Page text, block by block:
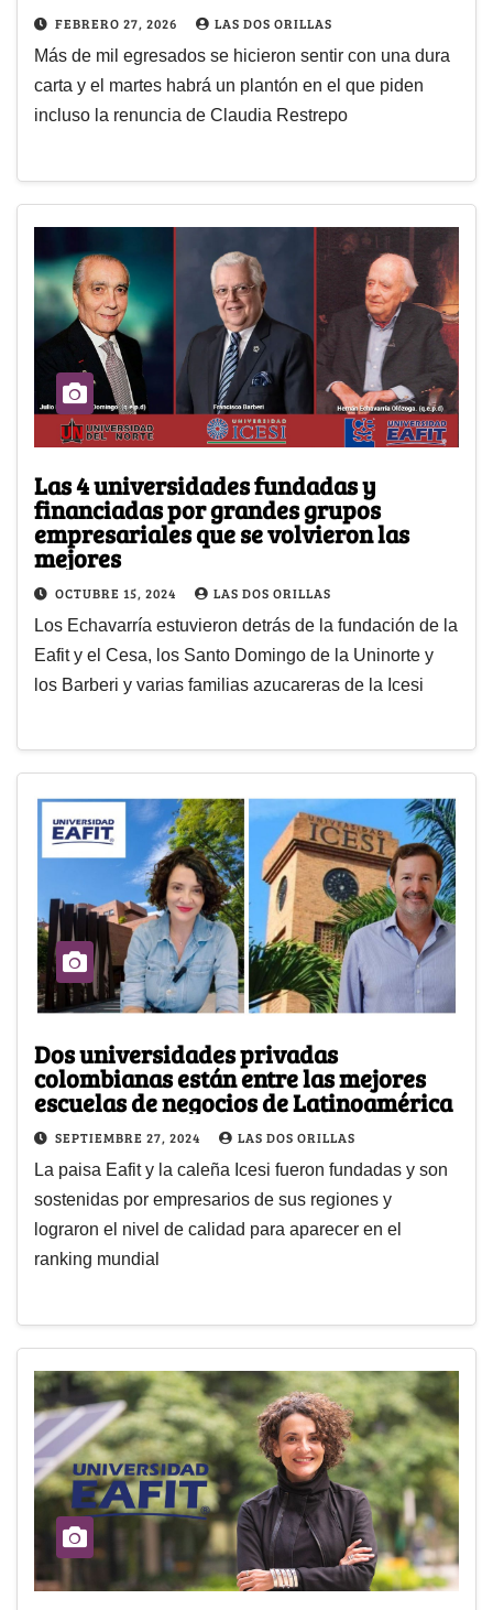
FEBRERO 27, 2026 LAS DOS ORILLAS
Más de mil egresados se hicieron sentir con una dura
carta y el martes habrá un plantón en el que piden
incluso la renuncia de Claudia Restrepo
Las 4 universidades fundadas y
financiadas por grandes grupos
empresariales que se volvieron las
mejores
OCTUBRE 15, 2024 LAS DOS ORILLAS
Los Echavarría estuvieron detrás de la fundación de la
Eafit y el Cesa, los Santo Domingo de la Uninorte y
los Barberi y varias familias azucareras de la Icesi
Dos universidades privadas
colombianas están entre las mejores
escuelas de negocios de Latinoamérica
SEPTIEMBRE 27, 2024 LAS DOS ORILLAS
La paisa Eafit y la caleña Icesi fueron fundadas y son
sostenidas por empresarios de sus regiones y
lograron el nivel de calidad para aparecer en el
ranking mundial